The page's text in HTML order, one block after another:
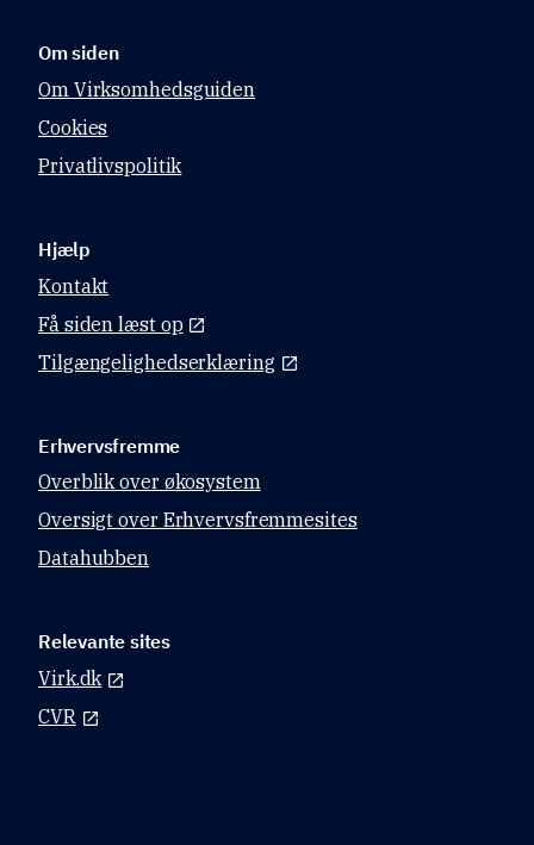
Om siden
Om Virksomhedsguiden
Cookies
Privatlivspolitik
Hjælp
Kontakt
Få siden læst op
Tilgængelighedserklæring
Erhvervsfremme
Overblik over økosystem
Oversigt over Erhvervsfremmesites
Datahubben
Relevante sites
Virk.dk
CVR